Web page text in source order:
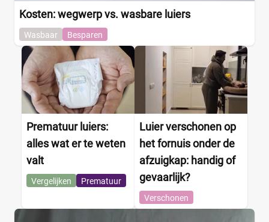
Kosten: wegwerp vs. wasbare luiers
Wasbaar Besparen
Prematuur luiers:
alles wat er te weten
valt
Vergelijken Prematuur
Luier verschonen op
het fornuis onder de
afzuigkap: handig of
gevaarlijk?
Verschonen